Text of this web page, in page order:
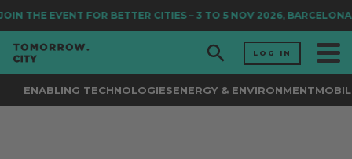
THE EVENT FOR BETTER CITIES– 3 TO 5 NOV 2026, BARCELONA
LOG IN
ENABLING TECHNOLOGIESENERGY & ENVIRONMENT